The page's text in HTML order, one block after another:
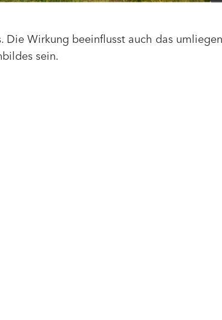
Die Wirkung beeinflusst auch das
sein.